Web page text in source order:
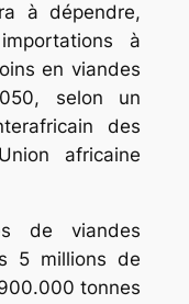
à dépendre,
à
en viandes
selon un
des
africaine
de viandes
5 millions de
tonnes